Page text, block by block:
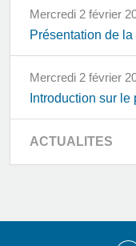
mercredi 2 février
Présentation de
mercredi 2 février
Introduction sur
ACTUALITES